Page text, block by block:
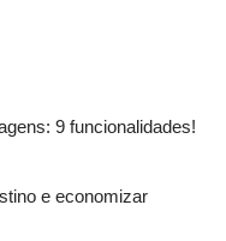
9 funcionalidades!
e economizar